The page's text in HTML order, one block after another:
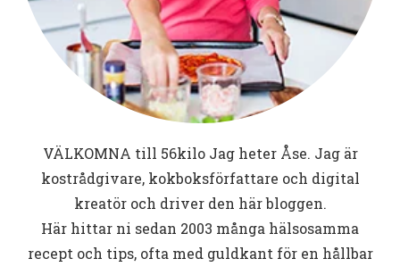
VÄLKOMNA till 56kiloJag heter Åse. Jag är
kostrådgivare, kokboksförfattare och digital
kreatör och driver den här bloggen.
Här hittar ni sedan 2003 många hälsosamma
recept och tips, ofta med guldkant för en hållbar